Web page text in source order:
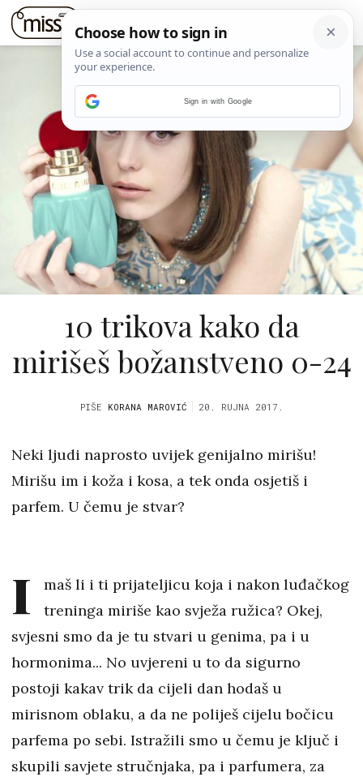
10 trikova kako da
mirišeš božanstveno 0-24
PIŠE KORANA MAROVIĆ 20. RUJNA 2017.
Neki ljudi naprosto uvijek genijalno mirišu!
Mirišu im i koža i kosa, a tek onda osjetiš i
parfem. U čemu je stvar?
I
maš li i ti prijateljicu koja i nakon luđačkog
treninga miriše kao svježa ružica? Okej,
svjesni smo da je tu stvari u genima, pa i u
hormonima... No uvjereni u to da sigurno
postoji kakav trik da cijeli dan hodaš u
mirisnom oblaku, a da ne poliješ cijelu bočicu
parfema po sebi. Istražili smo u čemu je ključ i
skupili savjete stručnjaka, pa i parfumera, za
Sign in with Google